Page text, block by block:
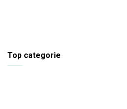
Top categorie